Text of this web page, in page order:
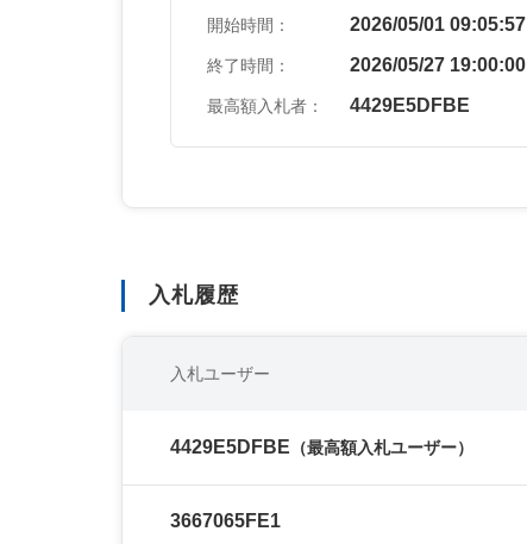
開始時間： 2026/05/01 09:05:57
終了時間： 2026/05/27 19:00:00
最高額入札者： 4429E5DFBE
入札履歴
入札ユーザー
4429E5DFBE （最高額入札ユーザー）
3667065FE1